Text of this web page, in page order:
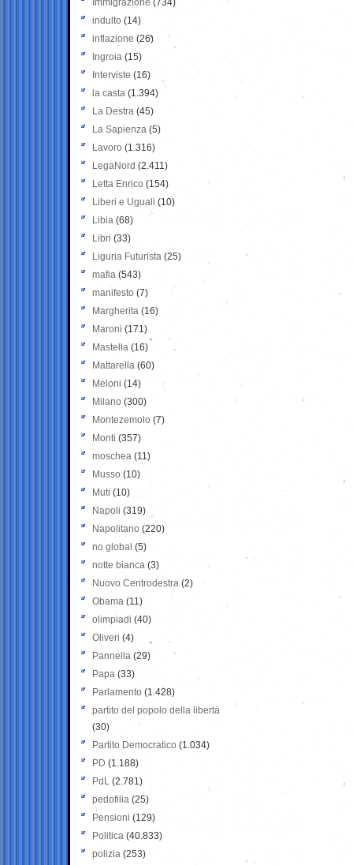
Immigrazione (734)
indulto (14)
inflazione (26)
Ingroia (15)
Interviste (16)
la casta (1.394)
La Destra (45)
La Sapienza (5)
Lavoro (1.316)
LegaNord (2.411)
Letta Enrico (154)
Liberi e Uguali (10)
Libia (68)
Libri (33)
Liguria Futurista (25)
mafia (543)
manifesto (7)
Margherita (16)
Maroni (171)
Mastella (16)
Mattarella (60)
Meloni (14)
Milano (300)
Montezemolo (7)
Monti (357)
moschea (11)
Musso (10)
Muti (10)
Napoli (319)
Napolitano (220)
no global (5)
notte bianca (3)
Nuovo Centrodestra (2)
Obama (11)
olimpiadi (40)
Oliveri (4)
Pannella (29)
Papa (33)
Parlamento (1.428)
partito del popolo della libertà
(30)
Partito Democratico (1.034)
PD (1.188)
PdL (2.781)
pedofilia (25)
Pensioni (129)
Politica (40.833)
polizia (253)